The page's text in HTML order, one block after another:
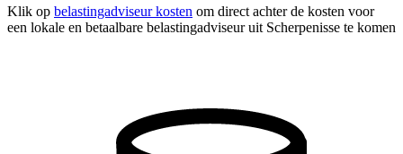
Klik op belastingadviseur kosten om direct achter de kosten voor
een lokale en betaalbare belastingadviseur uit Scherpenisse te komen